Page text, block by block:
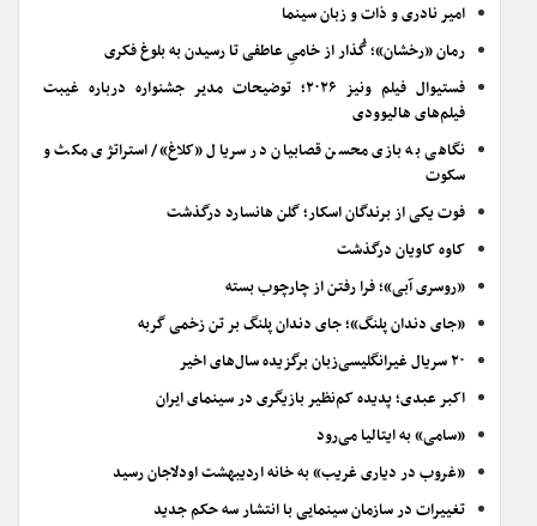
امیر نادری و ذات و زبان سینما
رمان «رخشان»؛ گُذار از خامیِ عاطفی تا رسیدن به بلوغ فکری
فستیوال فیلم ونیز ۲۰۲۶؛ توضیحات مدیر جشنواره درباره غیبت
فیلم‌های هالیوودی
نگاهی به بازی محسن قصابیان در سریال «کلاغ»/ استراتژی مکث و
سکوت
فوت یکی از برندگان اسکار؛ گلن هانسارد درگذشت
کاوه کاویان درگذشت
«روسری آبی»؛ فرا رفتن از چارچوب بسته
«جای دندان پلنگ»؛ جای دندان پلنگ بر تن زخمی گربه
۲۰ سریال غیرانگلیسی‌زبان برگزیده سال‌های اخیر
اکبر عبدی؛ پدیده کم‌نظیر بازیگری در سینمای ایران
«سامی» به ایتالیا می‌رود
«غروب در دیاری غریب» به خانه اردیبهشت اودلاجان رسید
تغییرات در سازمان سینمایی با انتشار سه حکم جدید